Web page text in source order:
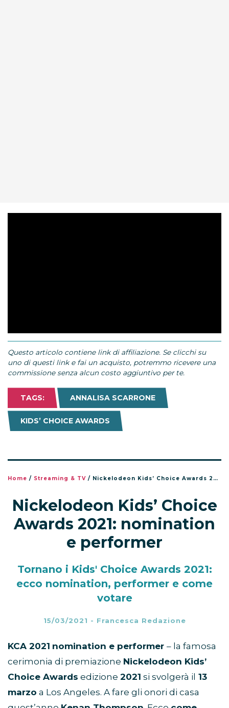
Questo articolo contiene link di affiliazione. Se clicchi su
uno di questi link e fai un acquisto, potremmo ricevere una
commissione senza alcun costo aggiuntivo per te.
TAGS: ANNALISA SCARRONE
KIDS’ CHOICE AWARDS
Home / Streaming & TV / Nickelodeon Kids’ Choice Awards 2021: nomination e performer
Nickelodeon Kids’ Choice
Awards 2021: nomination
e performer
Tornano i Kids' Choice Awards 2021:
ecco nomination, performer e come
votare
15/03/2021 - Francesca Redazione
KCA 2021 nomination e performer – la famosa
cerimonia di premiazione Nickelodeon Kids’
Choice Awards edizione 2021 si svolgerà il 13
marzo a Los Angeles. A fare gli onori di casa